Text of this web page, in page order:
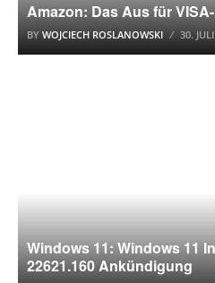
Amazon: Das Aus für
BY WOJCIECH ROSLANOWSKI 30.
Windows 11: Windows 11
22621.160 Ankündigung